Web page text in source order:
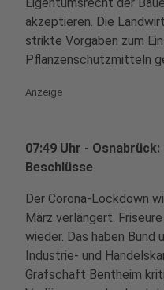
akzeptieren. Die
strikte Vorgaben zum
Pflanzenschutzmitteln
Anzeige
07:49 Uhr -
Beschlüsse
Der Corona-Lockdown
März verlängert.
wieder. Das haben Bund
Industrie- und
Grafschaft Bentheim